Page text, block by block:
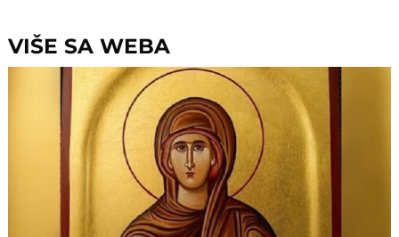
VIŠE SA WEBA